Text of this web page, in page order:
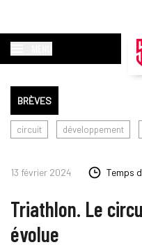
BRÈVES
circuit développement
13 février 2024 Temps
Triathlon. Le
évolue